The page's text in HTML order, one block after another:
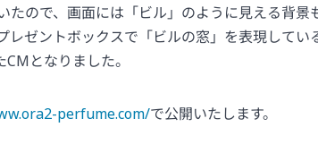
たので、画面には「ビル」のように見える背景
レゼントボックスで「ビルの窓」を表現してい
となりました。
perfume.com/で公開いたします。